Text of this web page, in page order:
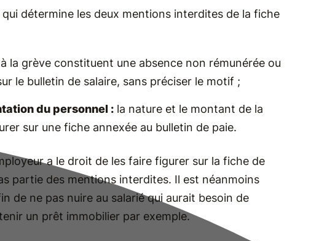
qui détermine les deux mentions interdites de la fiche
la grève constituent une absence non rémunérée ou
le bulletin de salaire, sans préciser le motif ;
du personnel : la nature et le montant de la
sur une fiche annexée au bulletin de paie.
a le droit de les faire figurer sur la fiche de
partie des mentions interdites. Il est néanmoins
de ne pas nuire au salarié qui aurait besoin de
un prêt immobilier par exemple.